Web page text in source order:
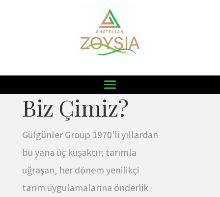
HIKAYEMIZ DEVAM EDIYOR
Biz Çimiz?
Gülgünler Group 1970’li yıllardan
bu yana üç kuşaktır; tarımla
uğraşan, her dönem yenilikçi
tarım uygulamalarına önderlik